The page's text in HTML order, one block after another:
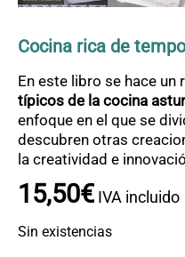
Cocina rica de
En este libro se hace un
típicos de la cocina
enfoque en el que se
descubren otras
la creatividad e
15,50€ IVA incluido
Sin existencias